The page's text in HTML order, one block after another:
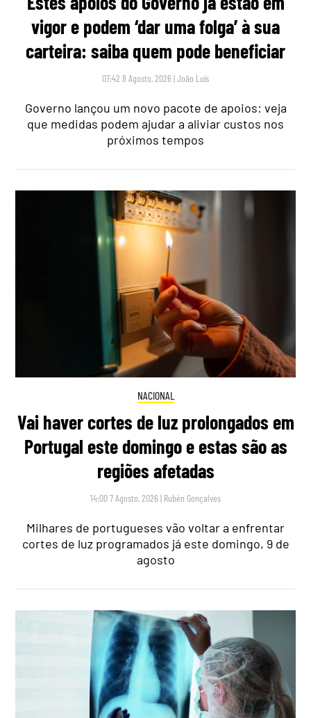
vigor e podem ‘dar uma folga’ à sua
carteira: saiba quem pode beneficiar
07:42 8 Agosto, 2026 |João Luís
Governo lançou um novo pacote de apoios: veja
que medidas podem ajudar a aliviar custos nos
próximos tempos
NACIONAL
Vai haver cortes de luz prolongados em
Portugal este domingo e estas são as
regiões afetadas
14:00 7 Agosto, 2026 | Rubén Gonçalves
Milhares de portugueses vão voltar a enfrentar
cortes de luz programados já este domingo, 9 de
agosto